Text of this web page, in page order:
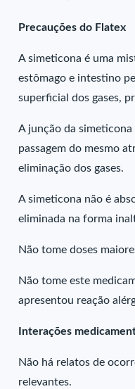
Precauções do Flatex
A simeticona é uma
estômago e intestino
superficial dos gases,
A junção da simeticona
passagem do mesmo
eliminação dos gases.
A simeticona não é
eliminada na forma
Não tome doses
Não tome este
apresentou reação
Interações
Não há relatos de
relevantes.